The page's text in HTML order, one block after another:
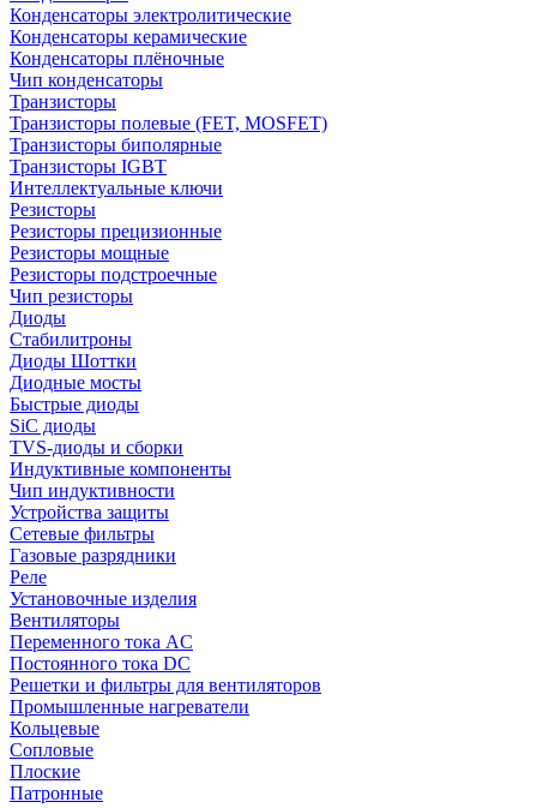
Конденсаторы электролитические
Конденсаторы керамические
Конденсаторы плёночные
Чип конденсаторы
Транзисторы
Транзисторы полевые (FET, MOSFET)
Транзисторы биполярные
Транзисторы IGBT
Интеллектуальные ключи
Резисторы
Резисторы прецизионные
Резисторы мощные
Резисторы подстроечные
Чип резисторы
Диоды
Стабилитроны
Диоды Шоттки
Диодные мосты
Быстрые диоды
SiC диоды
TVS-диоды и сборки
Индуктивные компоненты
Чип индуктивности
Устройства защиты
Сетевые фильтры
Газовые разрядники
Реле
Установочные изделия
Вентиляторы
Переменного тока AC
Постоянного тока DC
Решетки и фильтры для вентиляторов
Промышленные нагреватели
Кольцевые
Сопловые
Плоские
Патронные